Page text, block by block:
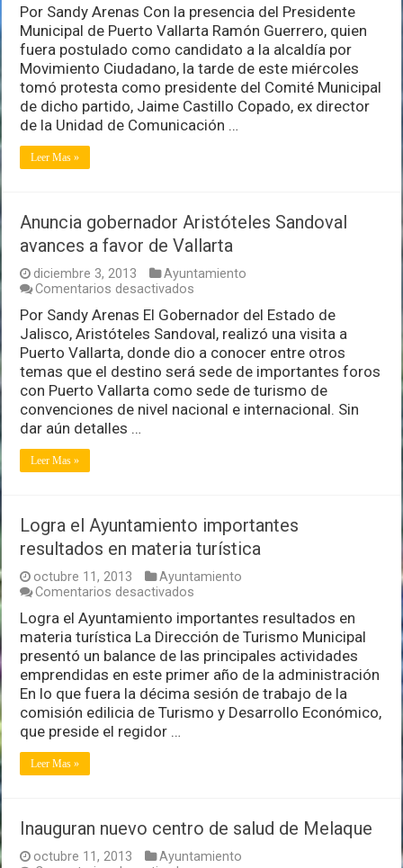
constituye
Movimiento
Ciudadano
en
Puerto
Vallarta
Por Sandy Arenas Con la presencia del Presidente
Municipal de Puerto Vallarta Ramón Guerrero, quien
fuera postulado como candidato a la alcaldía por
Movimiento Ciudadano, la tarde de este miércoles
tomó protesta como presidente del Comité Municipal
de dicho partido, Jaime Castillo Copado, ex director
de la Unidad de Comunicación …
Leer Mas »
Anuncia gobernador Aristóteles Sandoval
avances a favor de Vallarta
diciembre 3, 2013
Ayuntamiento
Comentarios desactivados
gobernador
Aristóteles
Sandoval
avances
a
favor
de
Por Sandy Arenas El Gobernador del Estado de
Jalisco, Aristóteles Sandoval, realizó una visita a
Puerto Vallarta, donde dio a conocer entre otros
temas que el destino será sede de importantes foros
con Puerto Vallarta como sede de turismo de
convenciones de nivel nacional e internacional. Sin
dar aún detalles …
Leer Mas »
Logra el Ayuntamiento importantes
resultados en materia turística
octubre 11, 2013
Ayuntamiento
Comentarios desactivados
el
Ayuntamiento
importantes
resultados
en
materia
turística
Logra el Ayuntamiento importantes resultados en
materia turística La Dirección de Turismo Municipal
presentó un balance de las principales actividades
emprendidas en este primer año de la administración
En lo que fuera la décima sesión de trabajo de la
comisión edilicia de Turismo y Desarrollo Económico,
que preside el regidor …
Leer Mas »
Inauguran nuevo centro de salud de Melaque
octubre 11, 2013
Ayuntamiento